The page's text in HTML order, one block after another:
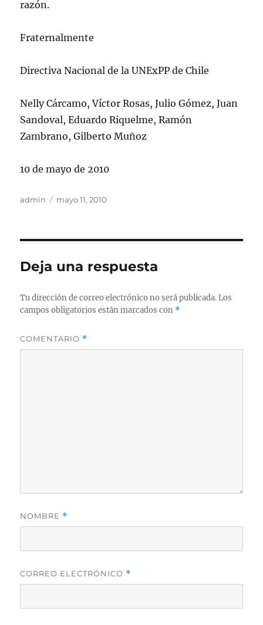
razón.
Fraternalmente
Directiva Nacional de la UNExPP de Chile
Nelly Cárcamo, Víctor Rosas, Julio Gómez, Juan
Sandoval, Eduardo Riquelme, Ramón
Zambrano, Gilberto Muñoz
10 de mayo de 2010
Autor
admin
Publicado
mayo 11, 2010
Deja una respuesta
Tu dirección de correo electrónico no será publicada. Los
campos obligatorios están marcados con *
COMENTARIO *
NOMBRE *
CORREO ELECTRÓNICO *